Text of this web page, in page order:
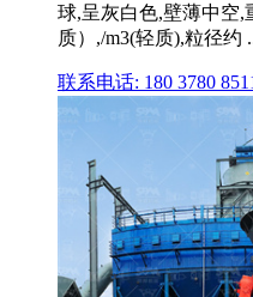
球,呈灰白色,壁薄中空,
质）,/m3(轻质),粒径约
联系电话: 180 3780